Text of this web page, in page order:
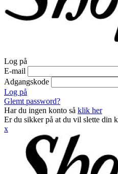
Log på
E-mail
Adgangskode
Log på
Glemt password?
Har du ingen konto så klik her
Er du sikker på at du vil slette din
x